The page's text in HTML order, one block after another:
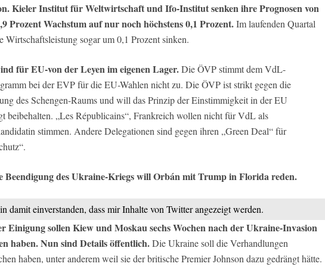
Kieler Institut für Weltwirtschaft und Ifo-Institut senken ihre Prognosen von
Prozent Wachstum auf nur noch höchstens 0,1 Prozent.Im laufenden Quartal
Wirtschaftsleistung sogar um 0,1 Prozent sinken.
für EU-von der Leyen im eigenen Lager.Die ÖVP stimmt dem VdL-
bei der EVP für die EU-Wahlen nicht zu. Die ÖVP ist strikt gegen die
des Schengen-Raums und will das Prinzip der Einstimmigkeit in der EU
beibehalten. „Les Républicains“, Frankreich wollen nicht für VdL als
stimmen. Andere Delegationen sind gegen ihren „Green Deal“ für
Beendigung des Ukraine-Kriegs will Orbán mit Trump in Florida reden.
damit einverstanden, dass mir Inhalte von Twitter angezeigt werden.
Einigung sollen Kiew und Moskau sechs Wochen nach der Ukraine-Invasion
haben. Nun sind Details öffentlich.Die Ukraine soll die Verhandlungen
haben, unter anderem weil sie der britische Premier Johnson dazu gedrängt hätte.